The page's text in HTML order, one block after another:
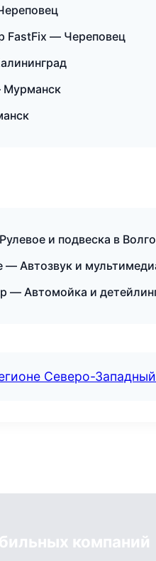
FastFix — Череповец
Мурманск
и подвеска в
— Автозвук и
— Автомойка и
Северо-
компаний